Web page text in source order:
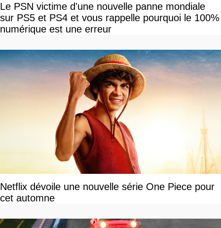
Le PSN victime d'une nouvelle panne mondiale
sur PS5 et PS4 et vous rappelle pourquoi le 100%
numérique est une erreur
Netflix dévoile une nouvelle série One Piece pour
cet automne